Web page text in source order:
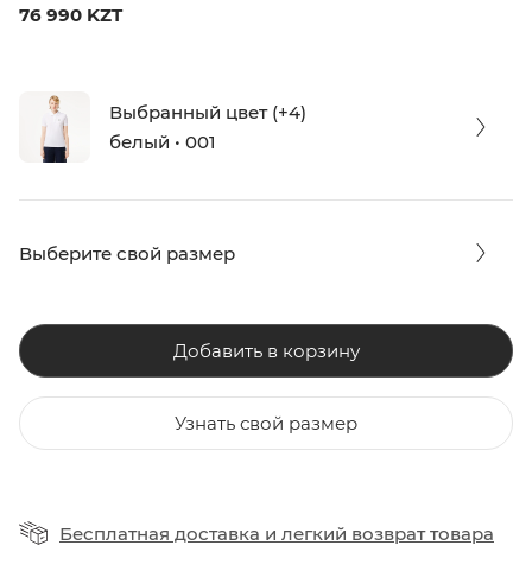
76 990 KZT
Выбранный цвет (+4)
белый • 001
Выберите свой размер
Добавить в корзину
Узнать свой размер
Бесплатная доставка и легкий возврат товара